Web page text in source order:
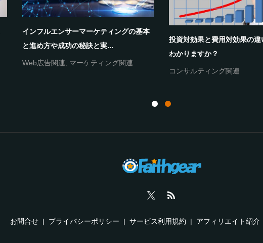
インフルエンサーマーケティングの基本
と進め方や成功の秘訣と実...
Web広告関連, マーケティング関連
投資対効果と費用対効果の違
わかりますか？
コンサルティング関連
お問合せ プライバシーポリシー サービス利用規約 アフィリエイト紹介